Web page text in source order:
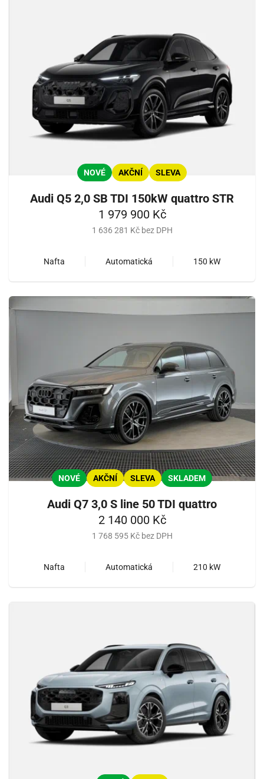
NOVÉ AKČNÍ SLEVA
Audi Q5 2,0 SB TDI 150kW quattro STR
1 979 900 Kč
1 636 281 Kč bez DPH
Nafta Automatická 150 kW
NOVÉ AKČNÍ SLEVA SKLADEM
Audi Q7 3,0 S line 50 TDI quattro
2 140 000 Kč
1 768 595 Kč bez DPH
Nafta Automatická 210 kW